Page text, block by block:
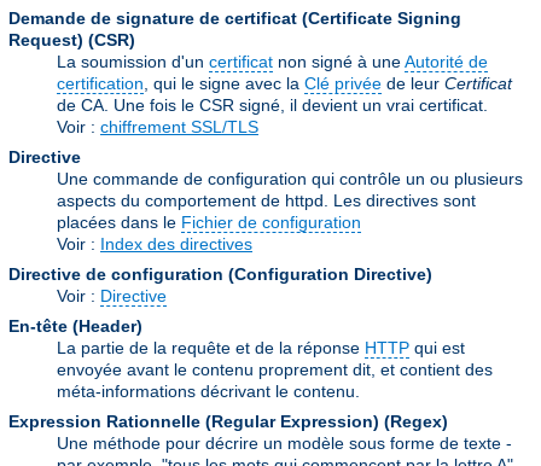
Demande de signature de certificat (Certificate Signing
Request) (CSR)
La soumission d'un certificat non signé à uneAutorité de
certification , qui le signe avec la Clé privée de leur Certificat
de CA. Une fois le CSR signé, il devient un vrai certificat.
Voir : chiffrement SSL/TLS
Directive
Une commande de configuration qui contrôle un ou plusieurs
aspects du comportement de httpd. Les directives sont
placées dans le Fichier de configuration
Voir : Index des directives
Directive de configuration (Configuration Directive)
Voir : Directive
En-tête (Header)
La partie de la requête et de la réponse HTTP qui est
envoyée avant le contenu proprement dit, et contient des
méta-informations décrivant le contenu.
Expression Rationnelle (Regular Expression) (Regex)
Une méthode pour décrire un modèle sous forme de texte -